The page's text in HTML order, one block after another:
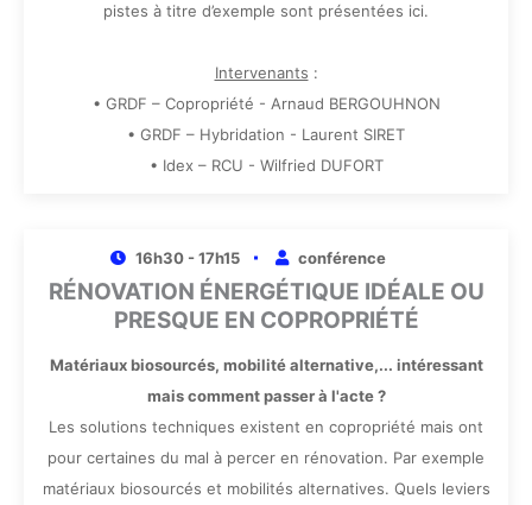
pistes à titre d’exemple sont présentées ici.
Intervenants :
• GRDF – Copropriété - Arnaud BERGOUHNON
• GRDF – Hybridation - Laurent SIRET
• Idex – RCU - Wilfried DUFORT
16h30 - 17h15 conférence
RÉNOVATION ÉNERGÉTIQUE IDÉALE OU
PRESQUE EN COPROPRIÉTÉ
Matériaux biosourcés, mobilité alternative,... intéressant
mais comment passer à l'acte ?
Les solutions techniques existent en copropriété mais ont
pour certaines du mal à percer en rénovation. Par exemple
matériaux biosourcés et mobilités alternatives. Quels leviers